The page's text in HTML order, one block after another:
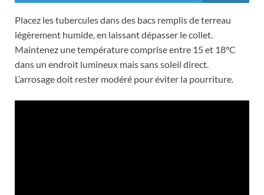
Placez les tubercules dans des bacs remplis de terreau
légèrement humide, en laissant dépasser le collet.
Maintenez une température comprise entre 15 et 18°C
dans un endroit lumineux mais sans soleil direct.
L’arrosage doit rester modéré pour éviter la pourriture.